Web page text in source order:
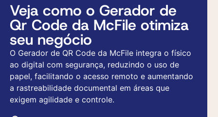
Veja como o Gerador de
Qr Code da McFile otimiza
seu negócio
O Gerador de QR Code da McFile integra o físico
ao digital com segurança, reduzindo o uso de
papel, facilitando o acesso remoto e aumentando
a rastreabilidade documental em áreas que
exigem agilidade e controle.